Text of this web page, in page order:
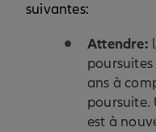
suivantes:
Attendre:
ans à
poursuite.
est à